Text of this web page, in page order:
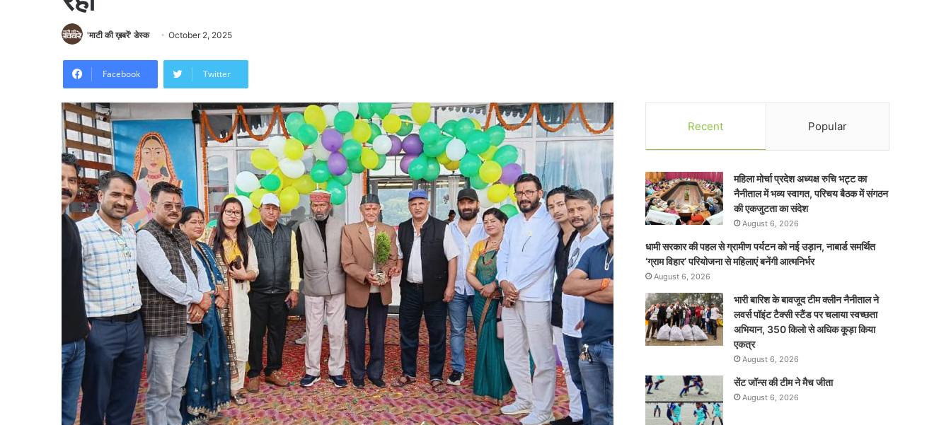
'माटी की ख़बरें' डेस्क October 2, 2025
Facebook Twitter
Recent Popular
महिला मोर्चा प्रदेश अध्यक्ष रुचि भट्ट का
नैनीताल में भव्य स्वागत, परिचय बैठक में संगठन
की एकजुटता का संदेश
August 6, 2026
धामी सरकार की पहल से ग्रामीण पर्यटन को नई उड़ान, नाबार्ड समर्थित
‘ग्राम विहार’ परियोजना से महिलाएं बनेंगी आत्मनिर्भर
August 6, 2026
भारी बारिश के बावजूद टीम क्लीन नैनीताल ने
लवर्स पॉइंट टैक्सी स्टैंड पर चलाया स्वच्छता
अभियान, 350 किलो से अधिक कूड़ा किया
एकत्र
August 6, 2026
सेंट जॉन्स की टीम ने मैच जीता
August 6, 2026